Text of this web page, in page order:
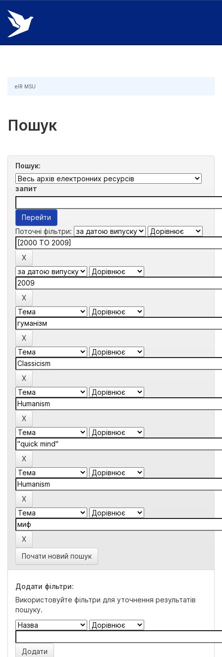
Skip
navigation
eIR MSU
Пошук
Пошук:
запит
Поточні фільтри:
Почати новий пошук
Додати фільтри:
Використовуйте фільтри для уточнення результатів
пошуку.